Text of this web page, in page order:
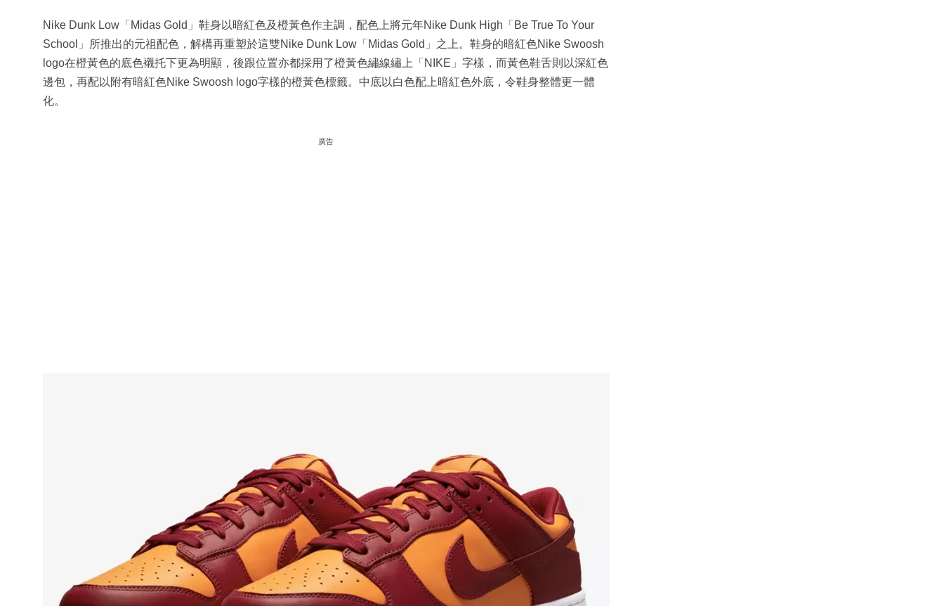
Nike Dunk Low「Midas Gold」鞋身以暗紅色及橙黃色作主調，配色上將元年Nike Dunk High「Be True To Your
School」所推出的元祖配色，解構再重塑於這雙Nike Dunk Low「Midas Gold」之上。鞋身的暗紅色Nike Swoosh
logo在橙黃色的底色襯托下更為明顯，後跟位置亦都採用了橙黃色繡線繡上「NIKE」字樣，而黃色鞋舌則以深紅色
邊包，再配以附有暗紅色Nike Swoosh logo字樣的橙黃色標籤。中底以白色配上暗紅色外底，令鞋身整體更一體
化。
廣告